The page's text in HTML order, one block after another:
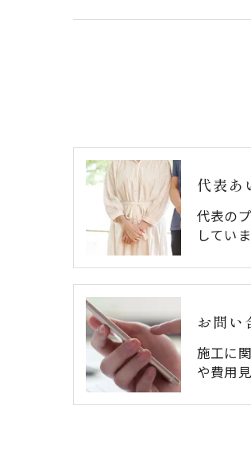
代表あ
代表の
してい
お問い
施工に
や費用